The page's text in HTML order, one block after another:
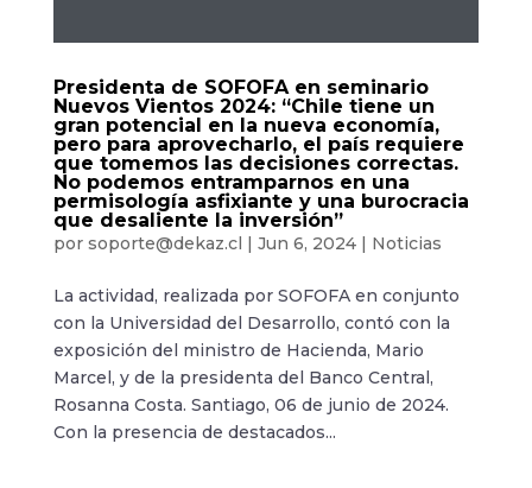
Presidenta de SOFOFA en seminario
Nuevos Vientos 2024: “Chile tiene un
gran potencial en la nueva economía,
pero para aprovecharlo, el país requiere
que tomemos las decisiones correctas.
No podemos entramparnos en una
permisología asfixiante y una burocracia
que desaliente la inversión”
por soporte@dekaz.cl | Jun 6, 2024| Noticias
La actividad, realizada por SOFOFA en conjunto
con la Universidad del Desarrollo, contó con la
exposición del ministro de Hacienda, Mario
Marcel, y de la presidenta del Banco Central,
Rosanna Costa. Santiago, 06 de junio de 2024.
Con la presencia de destacados...